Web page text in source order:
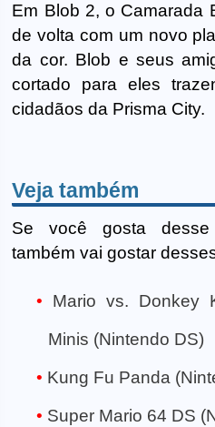
Em Blob 2, o Camarada
de volta com um novo
da cor. Blob e seus
cortado para eles
cidadãos da Prisma City.
Veja também
Se você gosta desse
também vai gostar
Mario vs. Donkey
Minis (Nintendo DS)
Kung Fu Panda
Super Mario 64 DS